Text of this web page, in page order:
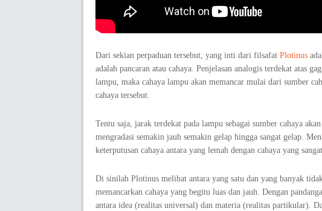
Dari sekian perpaduan tersebut, yang inti dari filsafat Plotinus
adalah pancaran atau cahaya. Penjelasan analogis terdekat atas
lampu, maka cahaya lampu akan memancar mulai dari sumber
cahaya tersebut.
Tentu saja, jarak terdekat pada lampu sebagai sumber cahaya
mengradasi semakin jauh semakin gelap hingga sangat gelap.
keterputusan cahaya antara yang lemah dengan cahaya yang
Di sinilah Plotinus melihat antara yang satu dan yang banyak
memancarkan cahaya yang begitu luas dan jauh. Dengan
antara idea (realitas universal) dan materia (realitas partikular).